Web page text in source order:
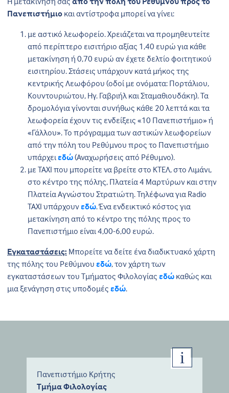
Πανεπιστήμιο και αντίστροφα μπορεί να γίνει:
με αστικό λεωφορείο. Χρειάζεται να προμηθευτείτε
από περίπτερο εισιτήριο αξίας 1,40 ευρώ για κάθε
μετακίνηση ή 0,70 ευρώ αν έχετε δελτίο φοιτητικού
εισιτηρίου. Στάσεις υπάρχουν κατά μήκος της
κεντρικής Λεωφόρου (οδοί με ονόματα: Πορτάλιου,
Κουντουριώτου, Ηγ. Γαβριήλ και Σταμαθιουδάκη). Τα
δρομολόγια γίνονται συνήθως κάθε 20 λεπτά και τα
λεωφορεία έχουν τις ενδείξεις «10 Πανεπιστήμιο» ή
«Γάλλου». Το πρόγραμμα των αστικών λεωφορείων
από την πόλη του Ρεθύμνου προς το Πανεπιστήμιο
υπάρχειεδώ(Αναχωρήσεις από Ρέθυμνο).
με TAXI που μπορείτε να βρείτε στο ΚΤΕΛ, στο Λιμάνι,
στο κέντρο της πόλης, Πλατεία 4 Μαρτύρων και στην
Πλατεία Αγνώστου Στρατιώτη. Τηλέφωνα για Radio
TAXI υπάρχουνεδώ. Ένα ενδεικτικό κόστος για
μετακίνηση από το κέντρο της πόλης προς το
Πανεπιστήμιο είναι 4,00-6,00 ευρώ.
Εγκαταστάσεις: Μπορείτε να δείτε ένα διαδικτυακό χάρτη
της πόλης του Ρεθύμνου εδώ, τον χάρτη των
εγκαταστάσεων του Τμήματος Φιλολογίας εδώ καθώς και
μια ξενάγηση στις υποδομές εδώ.
Πανεπιστήμιο Κρήτης
Τμήμα Φιλολογίας